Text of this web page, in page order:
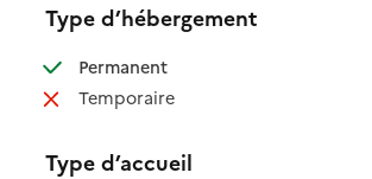
Type d’hébergement
Permanent: disponible
Temporaire: non disponible
Type d’accueil